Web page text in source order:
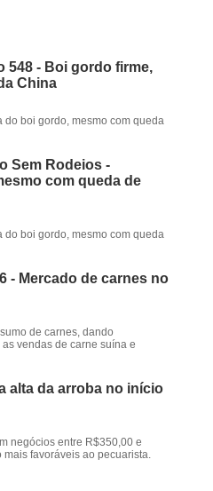
548 - Boi gordo firme,
China
boi gordo, mesmo com queda
Sem Rodeios -
com queda de
boi gordo, mesmo com queda
- Mercado de carnes no
de carnes, dando
vendas de carne suína e
alta da arroba no início
negócios entre R$350,00 e
favoráveis ao pecuarista.